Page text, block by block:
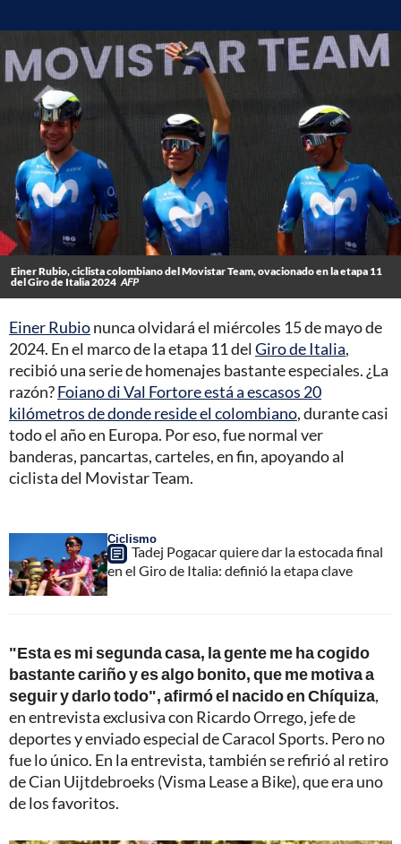
Einer Rubio, ciclista colombiano del Movistar Team, ovacionado en la etapa 11
del Giro de Italia 2024 AFP
Einer Rubionunca olvidará el miércoles 15 de mayo de
2024. En el marco de la etapa 11 del Giro de Italia,
recibió una serie de homenajes bastante especiales. ¿La
razón?Foiano di Val Fortore está a escasos 20
kilómetros de donde reside el colombiano, durante casi
todo el año en Europa. Por eso, fue normal ver
banderas, pancartas, carteles, en fin, apoyando al
ciclista del Movistar Team.
Ciclismo
Tadej Pogacar quiere dar la estocada final
en el Giro de Italia: definió la etapa clave
"Esta es mi segunda casa, la gente me ha cogido
bastante cariño y es algo bonito, que me motiva a
seguir y darlo todo", afirmó el nacido en Chíquiza,
en entrevista exclusiva con Ricardo Orrego, jefe de
deportes y enviado especial de Caracol Sports. Pero no
fue lo único. En la entrevista, también se refirió al retiro
de Cian Uijtdebroeks (Visma Lease a Bike), que era uno
de los favoritos.